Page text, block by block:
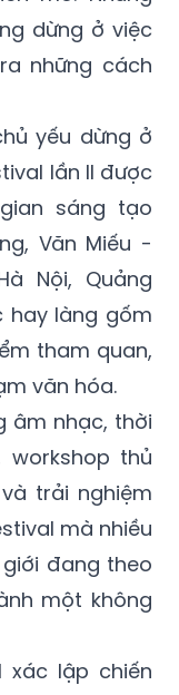
dừng ở việc
những cách
yếu dừng ở
lần II được
sáng tạo
Văn Miếu -
Nội, Quảng
hay làng gốm
tham quan,
văn hóa.
âm nhạc, thời
workshop thủ
trải nghiệm
mà nhiều
đang theo
một không
xác lập chiến